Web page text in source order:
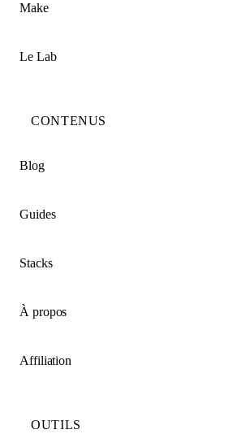
Make
Le Lab
CONTENUS
Blog
Guides
Stacks
À propos
Affiliation
OUTILS